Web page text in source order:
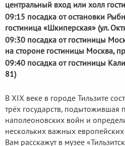
центральный вход или холл
09:15 посадка от остановки
гостиница «Шкиперская» (ул.
09:30 посадка от гостиницы
на стороне гостиницы Москва,
09:40 посадка от гостиницы
81)
В XIX веке в городе Тильзите
трёх государств, подытожившая
наполеоновских войн и
нескольких важных
Вам расскажут в музее